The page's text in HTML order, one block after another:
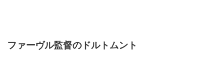
ファーヴル監督のドルトムント